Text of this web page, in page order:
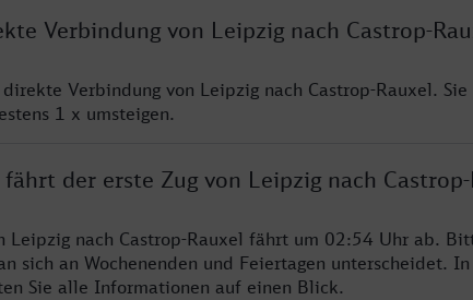
Verbindung von Leipzig nach Castrop-
Verbindung von Leipzig nach Castrop-Rauxel. Sie
1 x umsteigen.
der erste Zug von Leipzig nach Castrop-
Leipzig nach Castrop-Rauxel fährt um 02:54 Uhr ab.
sich an Wochenenden und Feiertagen unterscheidet.
Sie alle Informationen auf einen Blick.